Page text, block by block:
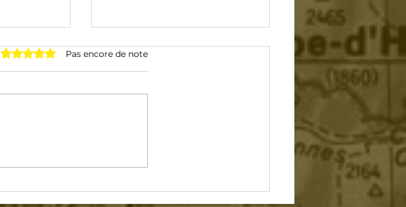
les cadors
Noté 0 étoile sur 5.Pas encore de note